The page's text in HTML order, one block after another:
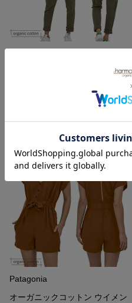
オーガニックコットン ウィメン
¥ 17,050
Patagonia
オーガニックコットン ウイメン